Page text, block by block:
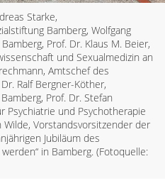
Starke,
Bamberg, Wolfgang
Prof. Dr. Klaus M. Beier,
und Sexualmedizin an
Amtschef des
Ralf Bergner-Köther,
Prof. Dr. Stefan
Psychiatrie und Psychotherapie
Vorstandsvorsitzender der
Jubiläum des
in Bamberg. (Fotoquelle: